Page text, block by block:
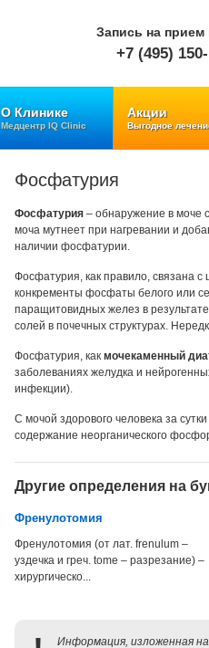
Запись на прием
+7 (495)
О Клинике
Медцентр IQ Clinic
Акции
Выгодное
Фосфатурия
Фосфатурия – обнаружение в моче
моча мутнеет при нагревании и
наличии фосфатурии.
Фосфатурия, как правило, связана
конкременты фосфаты белого или
паращитовидных желез в
солей в почечных структурах.
Фосфатурия, как мочекаменный
заболеваниях желудка и
инфекции).
С мочой здорового человека за
содержание неорганического
Другие определения на
Френулотомия
Френулотомия (от лат. frenulum –
уздечка и греч. tome – разрезание) –
хирургическо...
Информация, изложенная